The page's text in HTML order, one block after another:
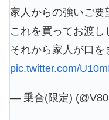
家人からの強いご
これを買ってお渡し
それから家人が口を
pic.twitter.com/
— 乗合(限定)